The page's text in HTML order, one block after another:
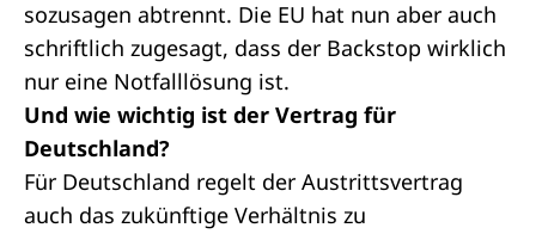
sozusagen abtrennt. Die EU hat nun aber auch
schriftlich zugesagt, dass der Backstop wirklich
nur eine Notfalllösung ist.
Und wie wichtig ist der Vertrag für
Deutschland?
Für Deutschland regelt der Austrittsvertrag
auch das zukünftige Verhältnis zu